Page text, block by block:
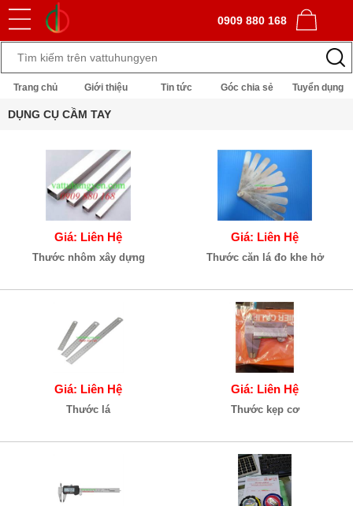
0909 880 168
Trang chủ Giới thiệu Tin tức Góc chia sẻ Tuyển dụng
DỤNG CỤ CẦM TAY
Giá: Liên Hệ
Thước nhôm xây dựng
Giá: Liên Hệ
Thước căn lá đo khe hở
Giá: Liên Hệ
Thước lá
Giá: Liên Hệ
Thước kẹp cơ